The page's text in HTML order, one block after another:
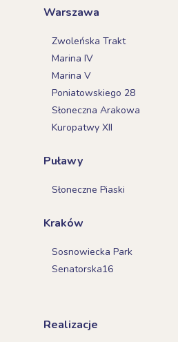
Warszawa
Zwoleńska Trakt
Marina IV
Marina V
Poniatowskiego 28
Słoneczna Arakowa
Kuropatwy XII
Puławy
Słoneczne Piaski
Kraków
Sosnowiecka Park
Senatorska16
Realizacje